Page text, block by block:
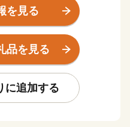
と流れる一級河川「川内
みどり豊かな山々や湖、
の温泉など、多種多様な
が有するこれらの多彩で
園に指定され、人々に親
を見る
品を見る
に追加する